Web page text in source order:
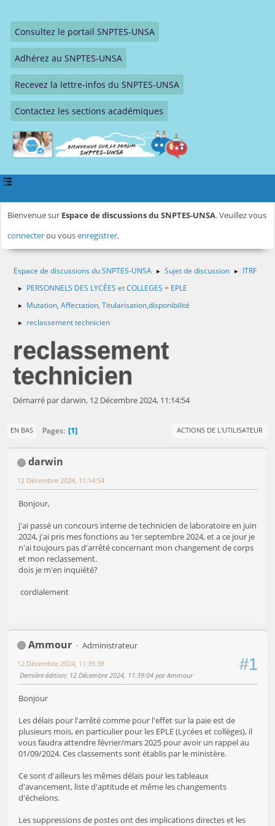
Consultez le portail SNPTES-UNSA
Adhérez au SNPTES-UNSA
Recevez la lettre-infos du SNPTES-UNSA
Contactez les sections académiques
Bienvenue sur Espace de discussions du SNPTES-UNSA. Veuillez vous
connecterou vousenregistrer.
Espace de discussions du SNPTES-UNSA ► Sujet de discussion ► ITRF
► PERSONNELS DES LYCÉES et COLLEGES = EPLE
► Mutation, Affectation, Titularisation,disponibilité
► reclassement technicien
reclassement
technicien
Démarré par darwin, 12 Décembre 2024, 11:14:54
EN BAS Pages 1 ACTIONS DE L'UTILISATEUR
darwin
12 Décembre 2024, 11:14:54
Bonjour,
j'ai passé un concours interne de technicien de laboratoire en juin
2024, j'ai pris mes fonctions au 1er septembre 2024, et a ce jour je
n'ai toujours pas d'arrêté concernant mon changement de corps
et mon reclassement.
dois je m'en inquiété?
cordialement
Ammour Administrateur
#1
12 Décembre 2024, 11:35:38
Dernière édition: 12 Décembre 2024, 11:39:04 par Ammour
Bonjour
Les délais pour l'arrêté comme pour l'effet sur la paie est de
plusieurs mois, en particulier pour les EPLE (Lycées et collèges), il
vous faudra attendre février/mars 2025 pour avoir un rappel au
01/09/2024. Ces classements sont établis par le ministère.
Ce sont d'ailleurs les mêmes délais pour les tableaux
d'avancement, liste d'aptitude et même les changements
d'échelons.
Les suppressions de postes ont des implications directes et les